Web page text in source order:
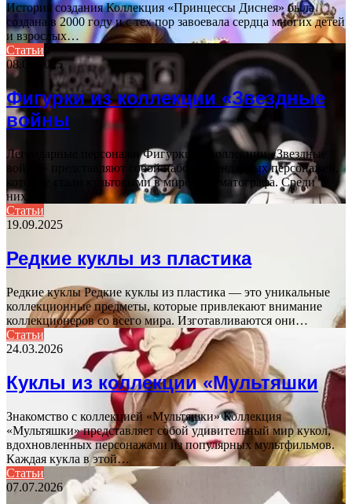
История создания Коллекция «Принцессы Диснея» была
создана в 2000 году и с тех пор завоевала сердца многих детей
и взрослых…
Статьи
08.09.2025
Фигурки из коллекции «Звездные
войны
Легендарные персонажи Фигурки из коллекции «Звездные
войны» представляют собой набор легендарных персонажей,
которые стали культовыми в мире кинематографа. Среди
них…
Статьи
19.09.2025
Редкие куклы из пластика
Редкие куклы Редкие куклы из пластика — это уникальные
коллекционные предметы, которые привлекают внимание
коллекционеров со всего мира. Изготавливаются они…
Статьи
24.03.2026
Куклы из коллекции «Мультяшки
Знакомство с коллекцией «Мультяшки» Коллекция
«Мультяшки» представляет собой удивительный мир кукол,
вдохновленных персонажами из популярных мультфильмов.
Каждая кукла в этой…
Статьи
07.07.2026